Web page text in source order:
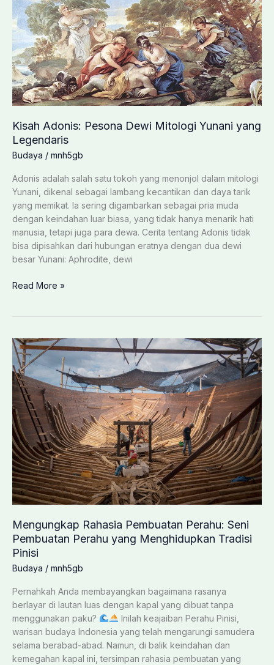
Tersisa
Kisah Adonis: Pesona Dewi Mitologi Yunani yang
Legendaris
Budaya / mnh5gb
Adonis adalah salah satu tokoh yang menonjol dalam mitologi
Yunani, dikenal sebagai lambang kecantikan dan daya tarik
yang memikat. Ia sering digambarkan sebagai pria muda
dengan keindahan luar biasa, yang tidak hanya menarik hati
manusia, tetapi juga para dewa. Cerita tentang Adonis tidak
bisa dipisahkan dari hubungan eratnya dengan dua dewi
besar Yunani: Aphrodite, dewi
Kisah
Mitologi
Yunani
yang
Legendaris
Read More »
Mengungkap Rahasia Pembuatan Perahu: Seni
Pembuatan Perahu yang Menghidupkan Tradisi
Pinisi
Budaya / mnh5gb
Pernahkah Anda membayangkan bagaimana rasanya
berlayar di lautan luas dengan kapal yang dibuat tanpa
menggunakan paku?
Inilah keajaiban Perahu Pinisi,
warisan budaya Indonesia yang telah mengarungi samudera
selama berabad-abad. Namun, di balik keindahan dan
kemegahan kapal ini, tersimpan rahasia pembuatan yang